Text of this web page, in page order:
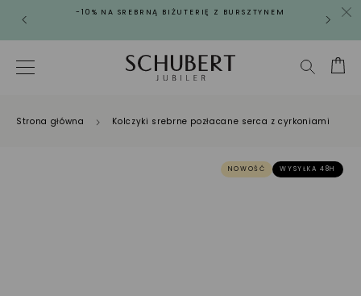
-10% NA SREBRNĄ BIŻUTERIĘ Z BURSZTYNEM
Strona główna Kolczyki srebrne pozłacane serca z cyrkoniami
NOWOŚĆ WYSYŁKA 48H